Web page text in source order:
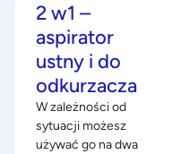
2 w1 –
aspirator
ustny i do
odkurzacza
W zależności od
sytuacji możesz
używać go na dwa